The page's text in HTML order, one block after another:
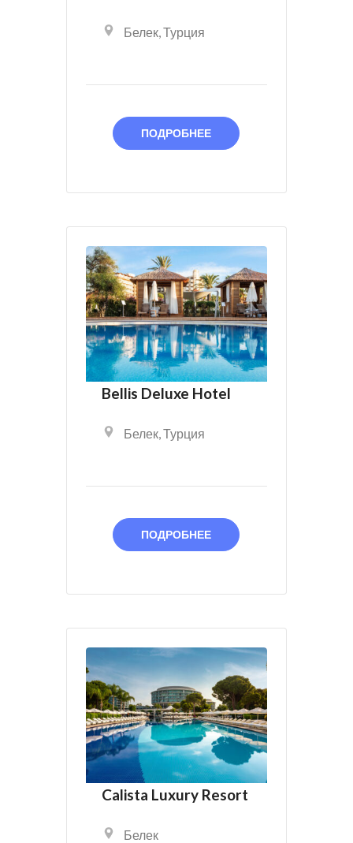
Белек,Турция
ПОДРОБНЕЕ
Bellis Deluxe Hotel
Белек ,Турция
ПОДРОБНЕЕ
Calista Luxury Resort
Белек